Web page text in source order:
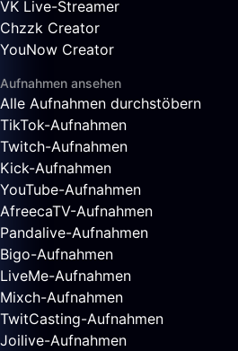
VK Live-Streamer
Chzzk Creator
YouNow Creator
Aufnahmen ansehen
Alle Aufnahmen durchstöbern
TikTok-Aufnahmen
Twitch-Aufnahmen
Kick-Aufnahmen
YouTube-Aufnahmen
AfreecaTV-Aufnahmen
Pandalive-Aufnahmen
Bigo-Aufnahmen
LiveMe-Aufnahmen
Mixch-Aufnahmen
TwitCasting-Aufnahmen
Joilive-Aufnahmen